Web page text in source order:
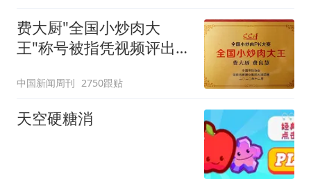
费大厨"全国小炒肉大
王"称号被指凭视频评出
中国新闻周刊 2750跟贴
天空硬糖消